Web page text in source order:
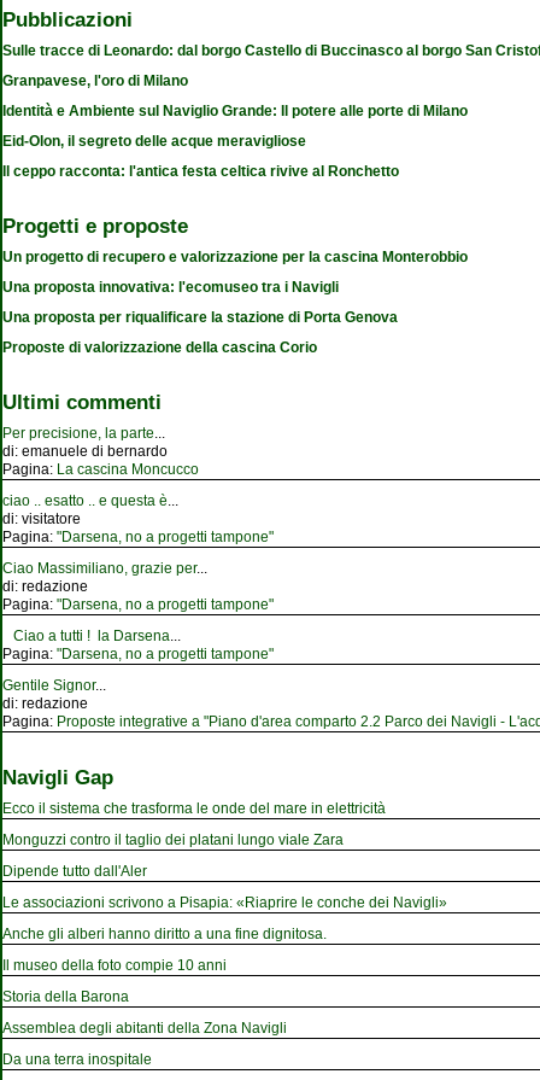
Pubblicazioni
Sulle tracce di Leonardo: dal borgo Castello di Buccinasco al borgo San
Granpavese, l'oro di Milano
Identità e Ambiente sul Naviglio Grande: Il potere alle porte di Milano
Eid-Olon, il segreto delle acque meravigliose
Il ceppo racconta: l'antica festa celtica rivive al Ronchetto
Progetti e proposte
Un progetto di recupero e valorizzazione per la cascina Monterobbio
Una proposta innovativa: l'ecomuseo tra i Navigli
Una proposta per riqualificare la stazione di Porta Genova
Proposte di valorizzazione della cascina Corio
Ultimi commenti
Per precisione, la parte
di: emanuele di bernardo
Pagina: La cascina Moncucco
ciao .. esatto .. e questa è
di: visitatore
Pagina: "Darsena, no a progetti tampone"
Ciao Massimiliano, grazie per...
di: redazione
Pagina: "Darsena, no a progetti tampone"
Ciao a tutti ! la Darsena
Pagina: "Darsena, no a progetti tampone"
Gentile Signor...
di: redazione
Pagina: Proposte integrative a "Piano d'area comparto 2.2 Parco dei Navigli -
Navigli Gap
Ecco il sistema che trasforma le onde del mare in elettricità
Monguzzi contro il taglio dei platani lungo viale Zara
Dipende tutto dall'Aler
Le associazioni scrivono a Pisapia: «Riaprire le conche dei Navigli»
Anche gli alberi hanno diritto a una fine dignitosa.
Il museo della foto compie 10 anni
Storia della Barona
Assemblea degli abitanti della Zona Navigli
Da una terra inospitale